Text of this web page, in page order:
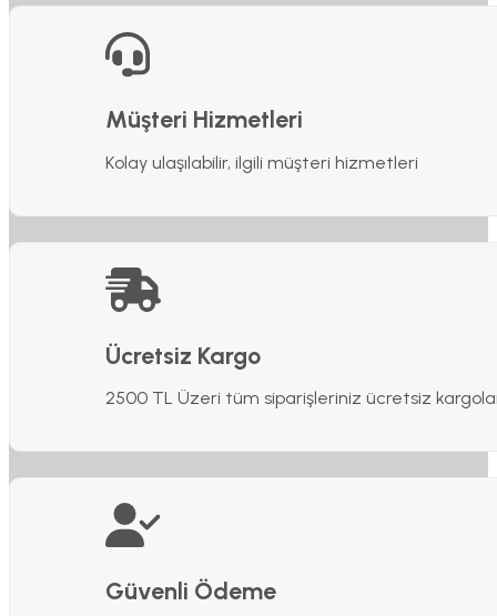
Müşteri Hizmetleri
Kolay ulaşılabilir, ilgili müşteri hizmetleri
Ücretsiz Kargo
2500 TL Üzeri tüm siparişleriniz ücretsiz
Güvenli Ödeme